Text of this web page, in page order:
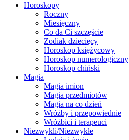
Horoskopy
Roczny
Miesięczny
Co da Ci szczęście
Zodiak dziecięcy
Horoskop księżycowy
Horoskop numerologiczny
Horoskop chiński
Magia
Magia imion
Magia przedmiotów
Magia na co dzień
Wróżby i przepowiednie
Wróżbici i terapeuci
Niezwykli/Niezwykłe